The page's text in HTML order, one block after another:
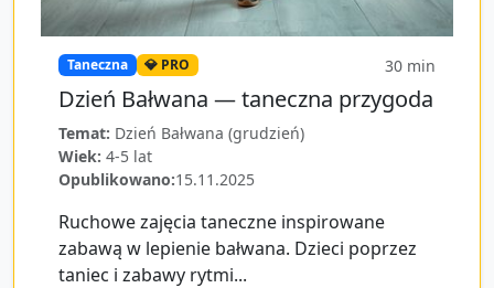
Taneczna 💎 PRO 30 min
Dzień Bałwana — taneczna przygoda
Temat: Dzień Bałwana (grudzień)
Wiek: 4-5 lat
Opublikowano:15.11.2025
Ruchowe zajęcia taneczne inspirowane
zabawą w lepienie bałwana. Dzieci poprzez
taniec i zabawy rytmi...